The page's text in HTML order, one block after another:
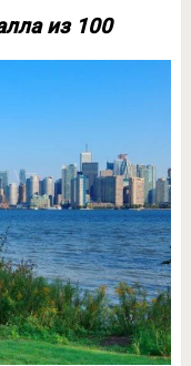
из 100